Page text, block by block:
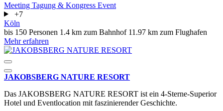
Meeting Tagung & Kongress Event
+7
Köln
bis 150 Personen 1.4 km zum Bahnhof 11.97 km zum Flughafen
Mehr erfahren
JAKOBSBERG NATURE RESORT
Das JAKOBSBERG NATURE RESORT ist ein 4-Sterne-Superior
Hotel und Eventlocation mit faszinierender Geschichte.